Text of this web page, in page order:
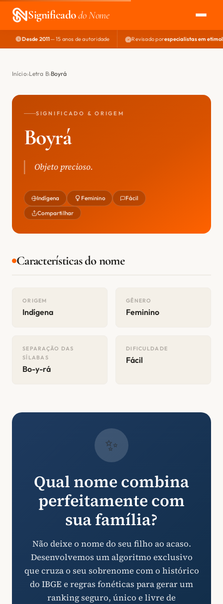
Significadodo Nome
EXPLORAR
NOME PERFEITO
Desde 2011— 15 anos de autoridade Revisado porespecialistas em
Início Letra B Boyrá
SIGNIFICADO & ORIGEM
Boyrá
Objeto precioso.
Indígena Feminino Fácil
Compartilhar
Características do nome
ORIGEM
Indígena
GÊNERO
Feminino
SEPARAÇÃO DAS
SÍLABAS
Bo-y-rá
DIFICULDADE
Fácil
✨
Qual nome combina
perfeitamente com
sua família?
Não deixe o nome do seu filho ao acaso.
Desenvolvemos um algoritmo exclusivo
que cruza o seu sobrenome com o histórico
do IBGE e regras fonéticas para gerar um
ranking seguro, único e livre de